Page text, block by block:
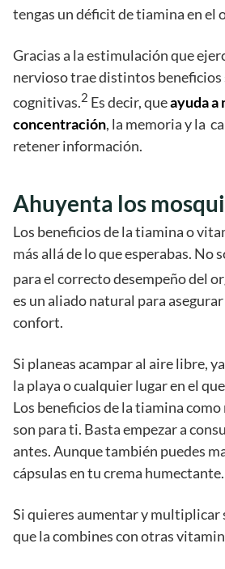
tengas un déficit de tiamina en el
Gracias a la estimulación que
nervioso trae distintos beneficios
cognitivas.2 Es decir, queayuda a
concentración, la memoria y la
retener información.
Ahuyenta los
Los beneficios de la tiamina o
más allá de lo que esperabas. No
para el correcto desempeño del
es un aliado natural para
confort.
Si planeas acampar al aire libre,
la playa o cualquier lugar en el
Los beneficios de la tiamina
son para ti. Basta empezar a
antes. Aunque también puedes
cápsulas en tu crema humectante.
Si quieres aumentar y multiplicar
que la combines con otras